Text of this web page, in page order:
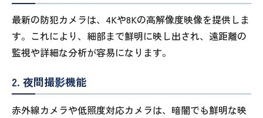
最新の防犯カメラは、4Kや8Kの高解像度映像を提供しま
す。これにより、細部まで鮮明に映し出され、遠距離の
監視や詳細な分析が容易になります。
2. 夜間撮影機能
赤外線カメラや低照度対応カメラは、暗闇でも鮮明な映